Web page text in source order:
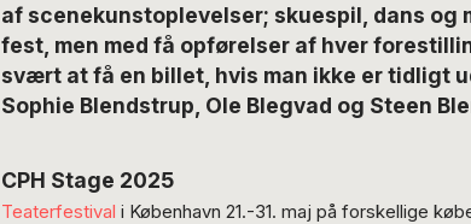
af scenekunstoplevelser; skuespil, dans og
fest, men med få opførelser af hver
svært at få en billet, hvis man ikke er tidligt
Sophie Blendstrup, Ole Blegvad og Steen
CPH Stage 2025
Teaterfestival i København 21.-31. maj på forskellige